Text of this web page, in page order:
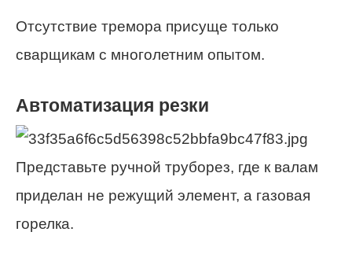
Отсутствие тремора присуще только
сварщикам с многолетним опытом.
Автоматизация резки
Представьте ручной труборез, где к валам
приделан не режущий элемент, а газовая
горелка.